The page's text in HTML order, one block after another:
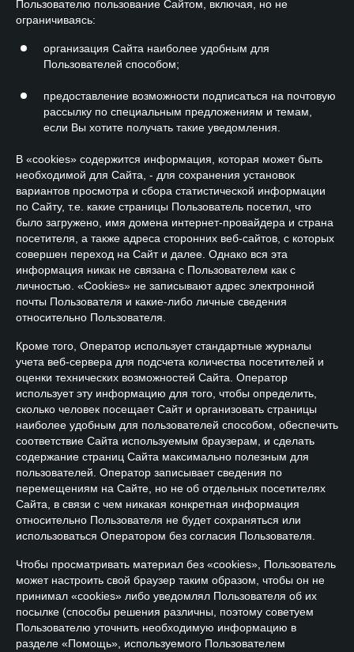
Пользователю пользование Сайтом, включая, но не
ограничиваясь:
организация Сайта наиболее удобным для
Пользователей способом;
предоставление возможности подписаться на почтовую
рассылку по специальным предложениям и темам,
если Вы хотите получать такие уведомления.
В «cookies» содержится информация, которая может быть
необходимой для Сайта, - для сохранения установок
вариантов просмотра и сбора статистической информации
по Сайту, т.е. какие страницы Пользователь посетил, что
было загружено, имя домена интернет-провайдера и страна
посетителя, а также адреса сторонних веб-сайтов, с которых
совершен переход на Сайт и далее. Однако вся эта
информация никак не связана с Пользователем как с
личностью. «Cookies» не записывают адрес электронной
почты Пользователя и какие-либо личные сведения
относительно Пользователя.
Кроме того, Оператор использует стандартные журналы
учета веб-сервера для подсчета количества посетителей и
оценки технических возможностей Сайта. Оператор
использует эту информацию для того, чтобы определить,
сколько человек посещает Сайт и организовать страницы
наиболее удобным для пользователей способом, обеспечить
соответствие Сайта используемым браузерам, и сделать
содержание страниц Сайта максимально полезным для
пользователей. Оператор записывает сведения по
перемещениям на Сайте, но не об отдельных посетителях
Сайта, в связи с чем никакая конкретная информация
относительно Пользователя не будет сохраняться или
использоваться Оператором без согласия Пользователя.
Чтобы просматривать материал без «cookies», Пользователь
может настроить свой браузер таким образом, чтобы он не
принимал «cookies» либо уведомлял Пользователя об их
посылке (способы решения различны, поэтому советуем
Пользователю уточнить необходимую информацию в
разделе «Помощь», используемого Пользователем